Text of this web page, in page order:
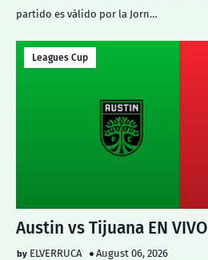
partido es válido por la Jorn…
Leagues Cup
Austin vs Tijuana EN VIVO
ELVERRUCA
August 06, 2026